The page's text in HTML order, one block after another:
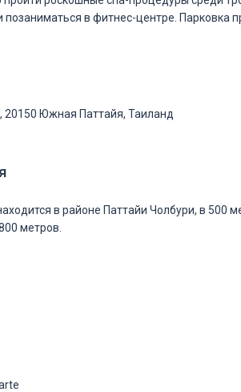
в фитнес-центре. Парковка
20150 Южная Паттайя, Таиланд
в районе Паттайи Чолбури, в 500
метров.